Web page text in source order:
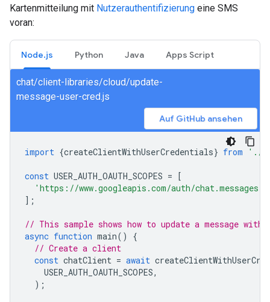
Kartenmitteilung mit Nutzerauthentifizierung eine SMS
voran:
Node.js Python Java Apps Script
chat/client-libraries/cloud/update-
message-user-cred.js
Auf GitHub ansehen
import {createClientWithUserCredentials} from './
const USER_AUTH_OAUTH_SCOPES = [
'https://www.googleapis.com/auth/chat.messages'
];
// This sample shows how to update a message
async function main()
{
// Create a client
const chatClient = await
USER_AUTH_OAUTH_SCOPES,
);